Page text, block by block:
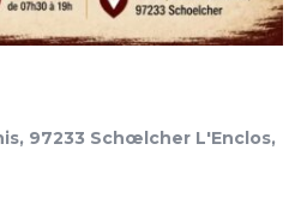
97233 Schœlcher L'Enclos,